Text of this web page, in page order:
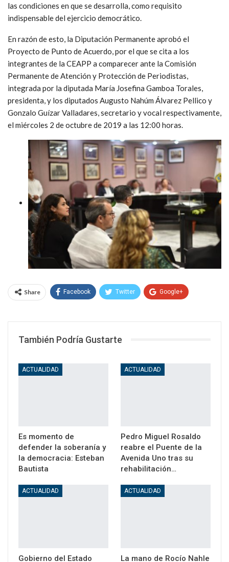
las condiciones en que se desarrolla, como requisito
indispensable del ejercicio democrático.
En razón de esto, la Diputación Permanente aprobó el
Proyecto de Punto de Acuerdo, por el que se cita a los
integrantes de la CEAPP a comparecer ante la Comisión
Permanente de Atención y Protección de Periodistas,
integrada por la diputada María Josefina Gamboa Torales,
presidenta, y los diputados Augusto Nahúm Álvarez Pellico y
Gonzalo Guízar Valladares, secretario y vocal respectivamente,
el miércoles 2 de octubre de 2019 a las 12:00 horas.
Share Facebook Twitter Google+
También Podría Gustarte
ACTUALIDAD
Es momento de
defender la soberanía y
la democracia: Esteban
Bautista
ACTUALIDAD
Pedro Miguel Rosaldo
reabre el Puente de la
Avenida Uno tras su
rehabilitación…
ACTUALIDAD
Gobierno del Estado
ACTUALIDAD
La mano de Rocío Nahle